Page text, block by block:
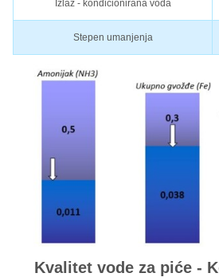
Izlaz - kondicionirana voda
Stepen umanjenja
Kvalitet vode za piće -